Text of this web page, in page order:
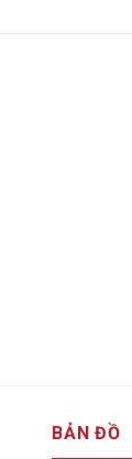
BẢN ĐỒ